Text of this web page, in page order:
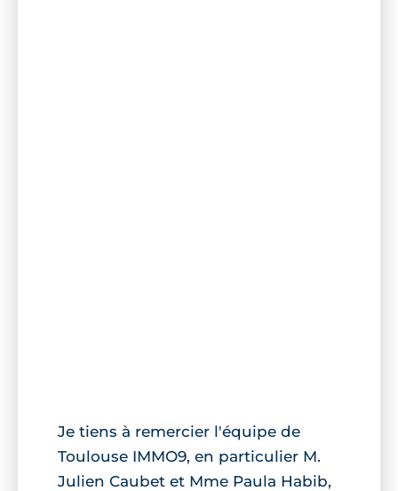
Je tiens à remercier l'équipe de
Toulouse IMMO9, en particulier M.
Julien Caubet et Mme Paula Habib,